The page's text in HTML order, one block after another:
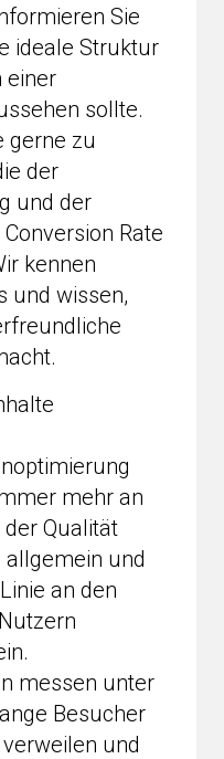
Sie
ideale Struktur
einer
sollte.
gerne zu
der
und der
Rate
kennen
und wissen,
mehr an
Qualität
allgemein und
an den
messen unter
Besucher
und